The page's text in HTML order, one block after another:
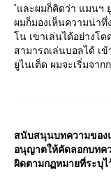
"และผมก็คิดว่า แมนฯ
ผมก็มองเห็นความน่าทึ่
โน เขาเล่นได้อย่างโ
สามารถเล่นบอลได้ เ
ยูไนเต็ด ผมจะเริ่มจา
สนับสนุนบทความของ
อนุญาตให้คัดลอกบทค
ผิดตามกฏหมายที่ระบุไ